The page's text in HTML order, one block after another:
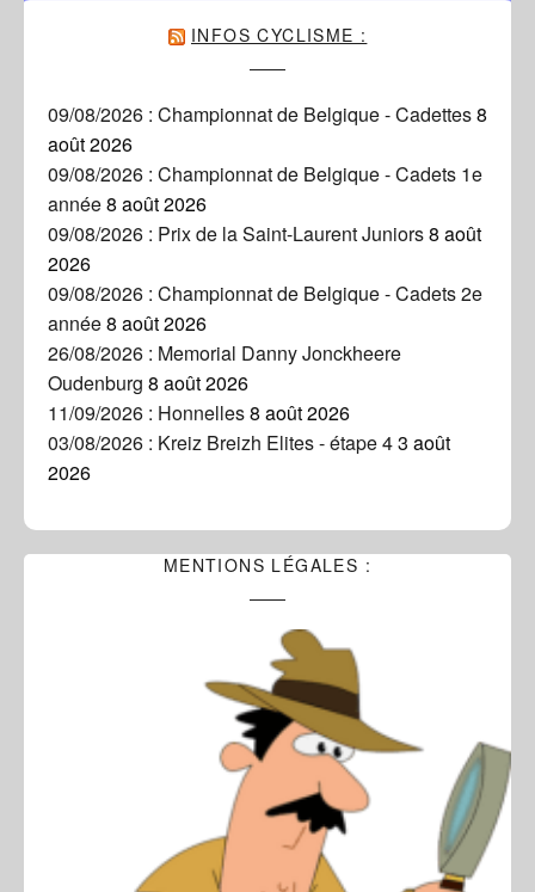
INFOS CYCLISME :
09/08/2026 : Championnat de Belgique - Cadettes 8
août 2026
09/08/2026 : Championnat de Belgique - Cadets 1e
année 8 août 2026
09/08/2026 : Prix de la Saint-Laurent Juniors 8 août
2026
09/08/2026 : Championnat de Belgique - Cadets 2e
année 8 août 2026
26/08/2026 : Memorial Danny Jonckheere
Oudenburg 8 août 2026
11/09/2026 : Honnelles 8 août 2026
03/08/2026 : Kreiz Breizh Elites - étape 4 3 août
2026
MENTIONS LÉGALES :